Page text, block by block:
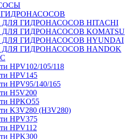
ГИДРОНАСОСОВ HITACHI
ГИДРОНАСОСОВ KOMATSU
ГИДРОНАСОСОВ HYUNDAI
ГИДРОНАСОСОВ HANDOK
HPV102/105/118
HPV145
HPV95/140/165
H5V200
HPKO55
K3V280 (H3V280)
HPV375
HPV112
HPK300